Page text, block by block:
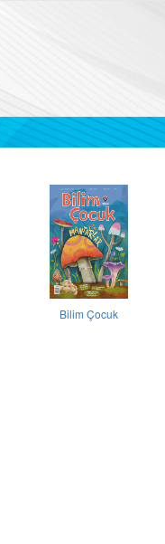
Bilim Çocuk